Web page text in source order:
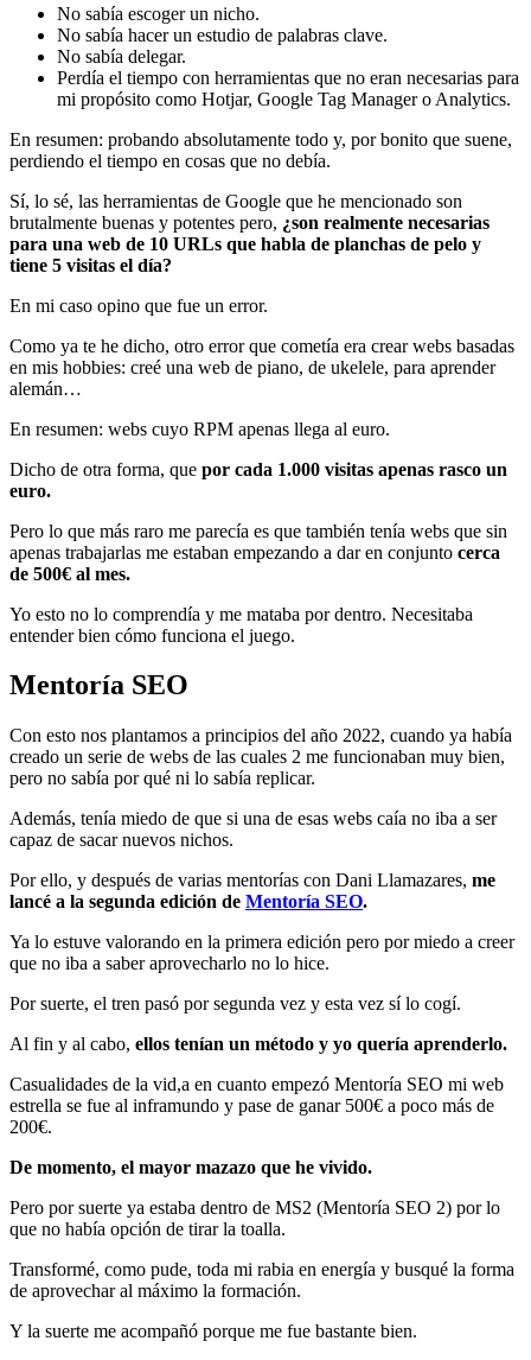
No sabía escoger un nicho.
No sabía hacer un estudio de palabras clave.
No sabía delegar.
Perdía el tiempo con herramientas que no eran necesarias para
mi propósito como Hotjar, Google Tag Manager o Analytics.
En resumen: probando absolutamente todo y, por bonito que suene,
perdiendo el tiempo en cosas que no debía.
Sí, lo sé, las herramientas de Google que he mencionado son
brutalmente buenas y potentes pero, ¿son realmente necesarias
para una web de 10 URLs que habla de planchas de pelo y
tiene 5 visitas el día?
En mi caso opino que fue un error.
Como ya te he dicho, otro error que cometía era crear webs basadas
en mis hobbies: creé una web de piano, de ukelele, para aprender
alemán…
En resumen: webs cuyo RPM apenas llega al euro.
Dicho de otra forma, que por cada 1.000 visitas apenas rasco un
euro.
Pero lo que más raro me parecía es que también tenía webs que sin
apenas trabajarlas me estaban empezando a dar en conjunto cerca
de 500€ al mes.
Yo esto no lo comprendía y me mataba por dentro. Necesitaba
entender bien cómo funciona el juego.
Mentoría SEO
Con esto nos plantamos a principios del año 2022, cuando ya había
creado un serie de webs de las cuales 2 me funcionaban muy bien,
pero no sabía por qué ni lo sabía replicar.
Además, tenía miedo de que si una de esas webs caía no iba a ser
capaz de sacar nuevos nichos.
Por ello, y después de varias mentorías con Dani Llamazares, me
lancé a la segunda edición de Mentoría SEO.
Ya lo estuve valorando en la primera edición pero por miedo a creer
que no iba a saber aprovecharlo no lo hice.
Por suerte, el tren pasó por segunda vez y esta vez sí lo cogí.
Al fin y al cabo, ellos tenían un método y yo quería aprenderlo.
Casualidades de la vid,a en cuanto empezó Mentoría SEO mi web
estrella se fue al inframundo y pase de ganar 500€ a poco más de
200€.
De momento, el mayor mazazo que he vivido.
Pero por suerte ya estaba dentro de MS2 (Mentoría SEO 2) por lo
que no había opción de tirar la toalla.
Transformé, como pude, toda mi rabia en energía y busqué la forma
de aprovechar al máximo la formación.
Y la suerte me acompañó porque me fue bastante bien.